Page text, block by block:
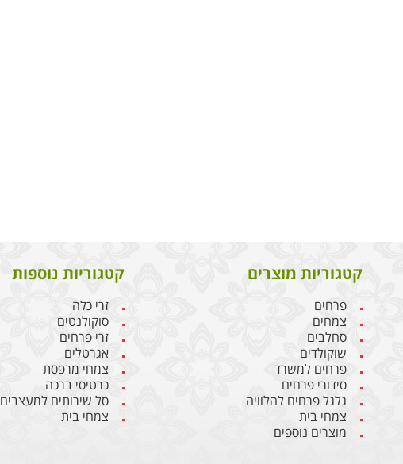
קטגוריות מוצרים
פרחים
צמחים
סחלבים
שוקולדים
פרחים למשרד
סידורי פרחים
גלגל פרחים להלוויה
צמחי בית
מוצרים נוספים
קטגוריות נוספות
זרי כלה
סוקולנטים
זרי פרחים
אגרטלים
צמחי מרפסת
כרטיסי ברכה
סל שירותים למעצבים
צמחי בית